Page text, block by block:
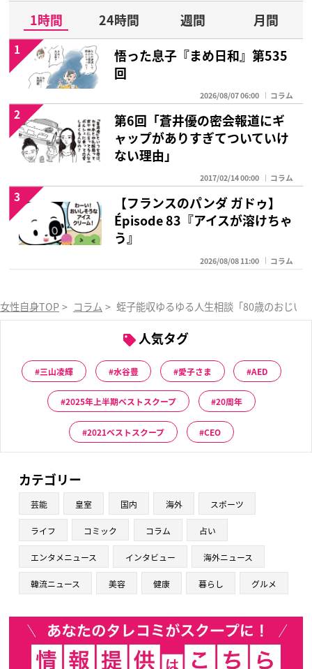
1時間 24時間 週間
月間
悟った息子『まめ日和』第535
回
2026/08/07 06:00 コラム
1
第6回「蒼井優の密会報道にギ
ャップがありすぎてついていけ
ない理由」
2017/02/14 00:00 コラム
2
【フランスのパンダ ガドゥ】
Épisode 83『アイスが溶けちゃ
う』
2026/08/08 11:00 コラム
3
女性自身TOP > コラム > 蛭子能収ゆるゆる人生相談「80歳のおじい
人気タグ
三山凌輝 水谷豊 愛子さま AED
2025年上半期ベストスクープ 20周年
2021ベストスクープ CEO
カテゴリー
芸能 皇室 国内 海外 スポーツ
ライフ コミック コラム 占い
エンタメニュース インタビュー 海外ニュース
韓流ニュース 美容 健康 暮らし グルメ